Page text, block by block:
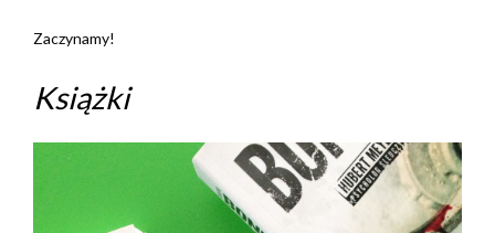
Zaczynamy!
Książki